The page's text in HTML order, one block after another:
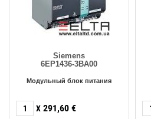
Siemens
6EP1436-3BA00
Модульный блок питания
X 291,60 €